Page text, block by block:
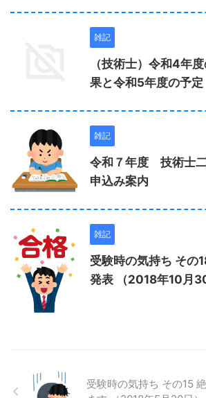
雑記
（技術士）令和4年
果と令和5年度の予定
雑記
令和７年度 技術士
申込み案内
雑記
受験時の気持ち その
発表 （2018年10月
受験時の気持ち その15